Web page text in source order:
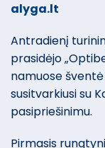
alyga.lt
Antradienį
prasidėjo
namuose šventė
susitvarkiusi su
pasipriešinimu.
Pirmasis